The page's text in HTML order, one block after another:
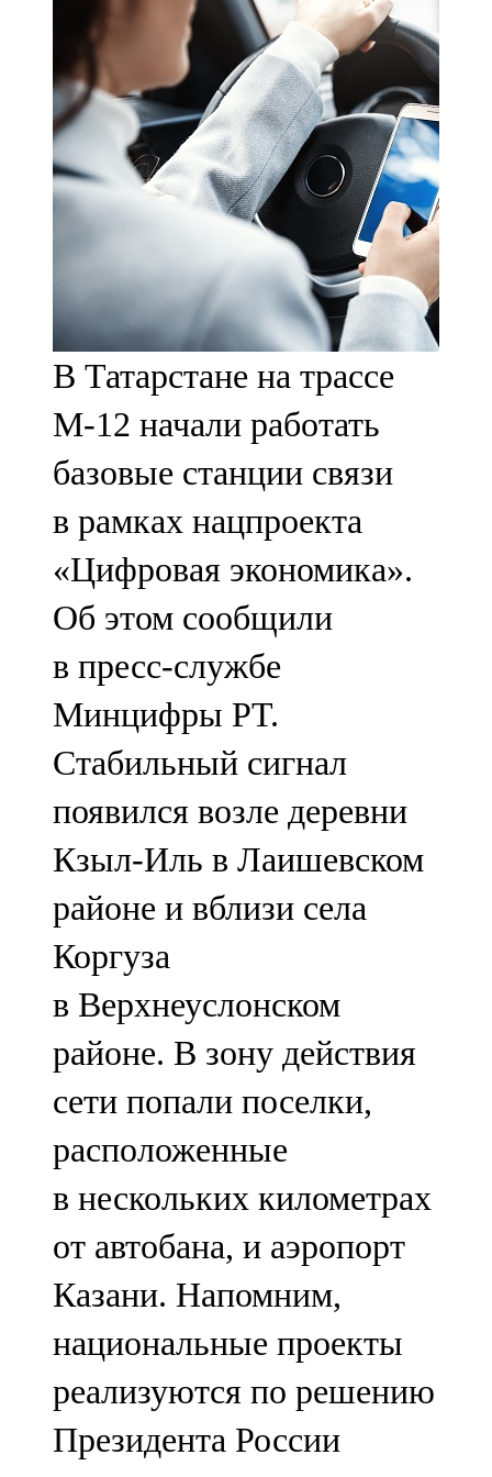
106,2 FM
Минзәлә
107,3 FM
Мөслим
Нурлат
104,7 FM
Олы Әтнә
71,42 FM
Сарман
107,8 FM
Теләче
106,1 FM
Түбән Кама
102,6 FM
Чирмешән
107,7 FM
Чистай
103,0 FM
Чүпрәле
91,0 FM
Шәмәрдән
102,3 FM
Яңа чишмә
107,0 FM
Яр Чаллы
105,5 FM
В Татарстане на трассе
М-12 начали работать
базовые станции связи
в рамках нацпроекта
«Цифровая экономика».
Об этом сообщили
в пресс-службе
Минцифры РТ.
Стабильный сигнал
появился возле деревни
Кзыл-Иль в Лаишевском
районе и вблизи села
Коргуза
в Верхнеуслонском
районе. В зону действия
сети попали поселки,
расположенные
в нескольких километрах
от автобана, и аэропорт
Казани. Напомним,
национальные проекты
реализуются по решению
Президента России